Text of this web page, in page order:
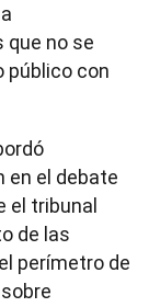
que no se
público con
en el debate
el tribunal
de las
perímetro de